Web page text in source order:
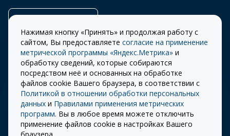
© 2026 «СТОУН-XXI»
Разработка сайта –
ITECH
Правила
использования cookie
Правила пользования
сайтом
Политика
конфиденциальности
Нажимая кнопку «Принять» и продолжая работу с
сайтом, Вы предоставляете согласие на применение
метрической программы «Яндекс.Метрика» и
обработку сведений, которые собираются
посредством неё и основанных на обработке
файлов cookie Вашего браузера, в соответствии с
Политикой в отношении обработки персональных
данных и Правилами применения метрических
программ. Вы в любое время можете отключить
применение файлов cookie в настройках Вашего